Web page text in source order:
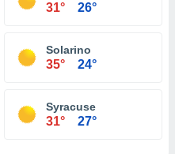
31° 26°
Solarino
35° 24°
Syracuse
31° 27°